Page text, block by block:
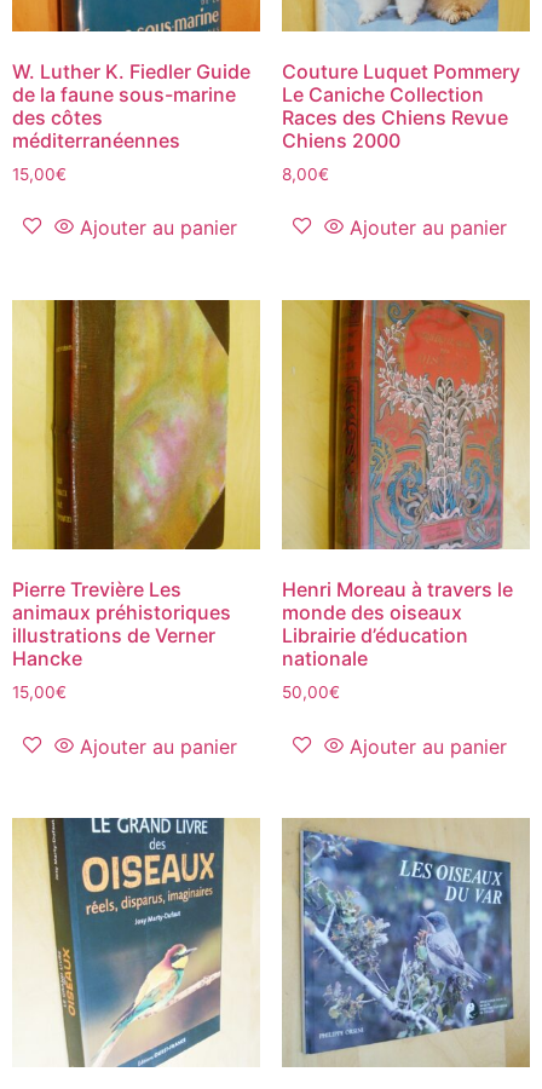
W. Luther K. Fiedler Guide
de la faune sous-marine
des côtes
méditerranéennes
15,00€
Ajouter au panier
Couture Luquet Pommery
Le Caniche Collection
Races des Chiens Revue
Chiens 2000
8,00€
Ajouter au panier
Pierre Trevière Les
animaux préhistoriques
illustrations de Verner
Hancke
15,00€
Ajouter au panier
Henri Moreau à travers le
monde des oiseaux
Librairie d’éducation
nationale
50,00€
Ajouter au panier